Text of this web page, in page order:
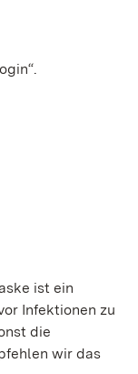
ist ein
Infektionen zu
die
wir das